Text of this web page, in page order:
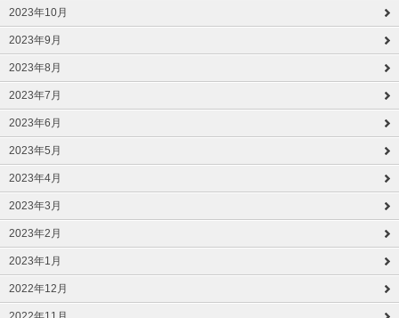
2023年10月
2023年9月
2023年8月
2023年7月
2023年6月
2023年5月
2023年4月
2023年3月
2023年2月
2023年1月
2022年12月